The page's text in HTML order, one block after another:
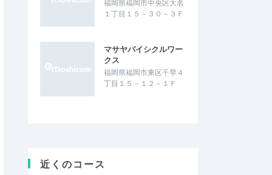
福岡県福岡市中央区大名
１丁目１５－３０－３Ｆ
マサヤバイシクルワー
クス
福岡県福岡市東区千早４
丁目１５－１２－１Ｆ
近くのコース